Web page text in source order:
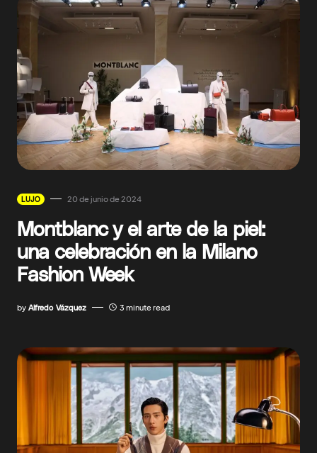
LUJO 20 de junio de 2024
Montblanc y el arte de la piel:
una celebración en la Milano
Fashion Week
by Alfredo Vázquez 3 minute read